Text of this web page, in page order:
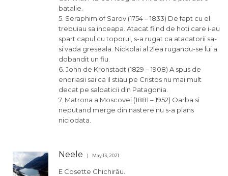
batalie.
5. Seraphim of Sarov (1754 – 1833) De fapt cu el
trebuiau sa inceapa. Atacat fiind de hoti care i-au
spart capul cu toporul, s-a rugat ca atacatorii sa-
si vada greseala. Nickolai al 2lea rugandu-se lui a
dobandit un fiu.
6. John de Kronstadt (1829 – 1908) A spus de
enoriasii sai ca il stiau pe Cristos nu mai mult
decat pe salbaticii din Patagonia.
7. Matrona a Moscovei (1881 – 1952) Oarba si
neputand merge din nastere nu s-a plans
niciodata.
Neele May 13, 2021
E Cosette Chichirău.